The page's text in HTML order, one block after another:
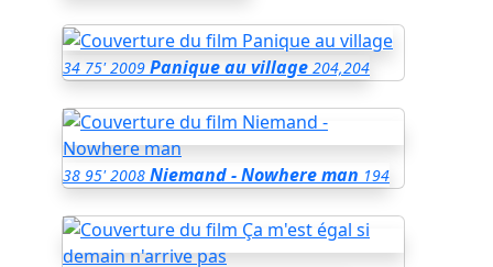
34 75' 2009 Panique au village 204,204
38 95' 2008 Niemand - Nowhere man 194